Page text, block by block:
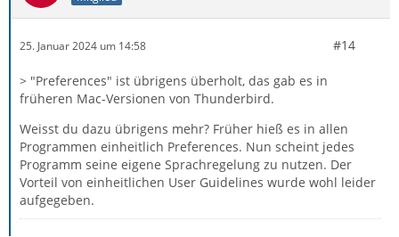
25. Januar 2024 um 14:58 #14
> "Preferences" ist übrigens überholt, das gab es in
früheren Mac-Versionen von Thunderbird.
Weisst du dazu übrigens mehr? Früher hieß es in allen
Programmen einheitlich Preferences. Nun scheint jedes
Programm seine eigene Sprachregelung zu nutzen. Der
Vorteil von einheitlichen User Guidelines wurde wohl leider
aufgegeben.